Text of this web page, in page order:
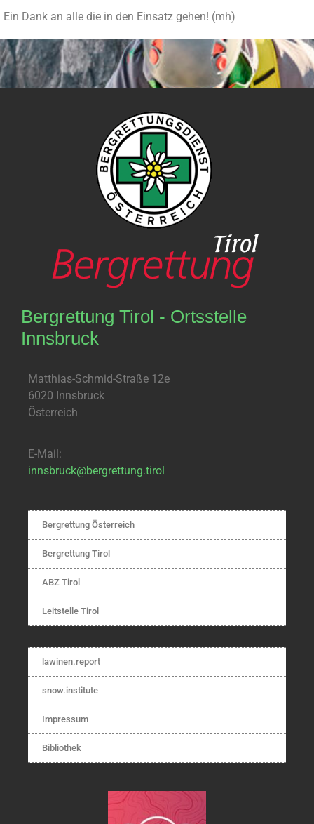
Ein Dank an alle die in den Einsatz gehen! (mh)
Bergrettung Tirol - Ortsstelle
Innsbruck
Matthias-Schmid-Straße 12e
6020 Innsbruck
Österreich
E-Mail:
innsbruck@bergrettung.tirol
Bergrettung Österreich
Bergrettung Tirol
ABZ Tirol
Leitstelle Tirol
lawinen.report
snow.institute
Impressum
Bibliothek